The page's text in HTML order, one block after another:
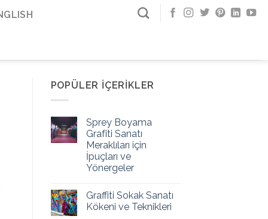
POPÜLER İÇERIKLER
Sprey Boyama
Grafiti Sanatı
Meraklıları için
İpuçları ve
Yönergeler
Graffiti Sokak Sanatı
Kökeni ve Teknikleri